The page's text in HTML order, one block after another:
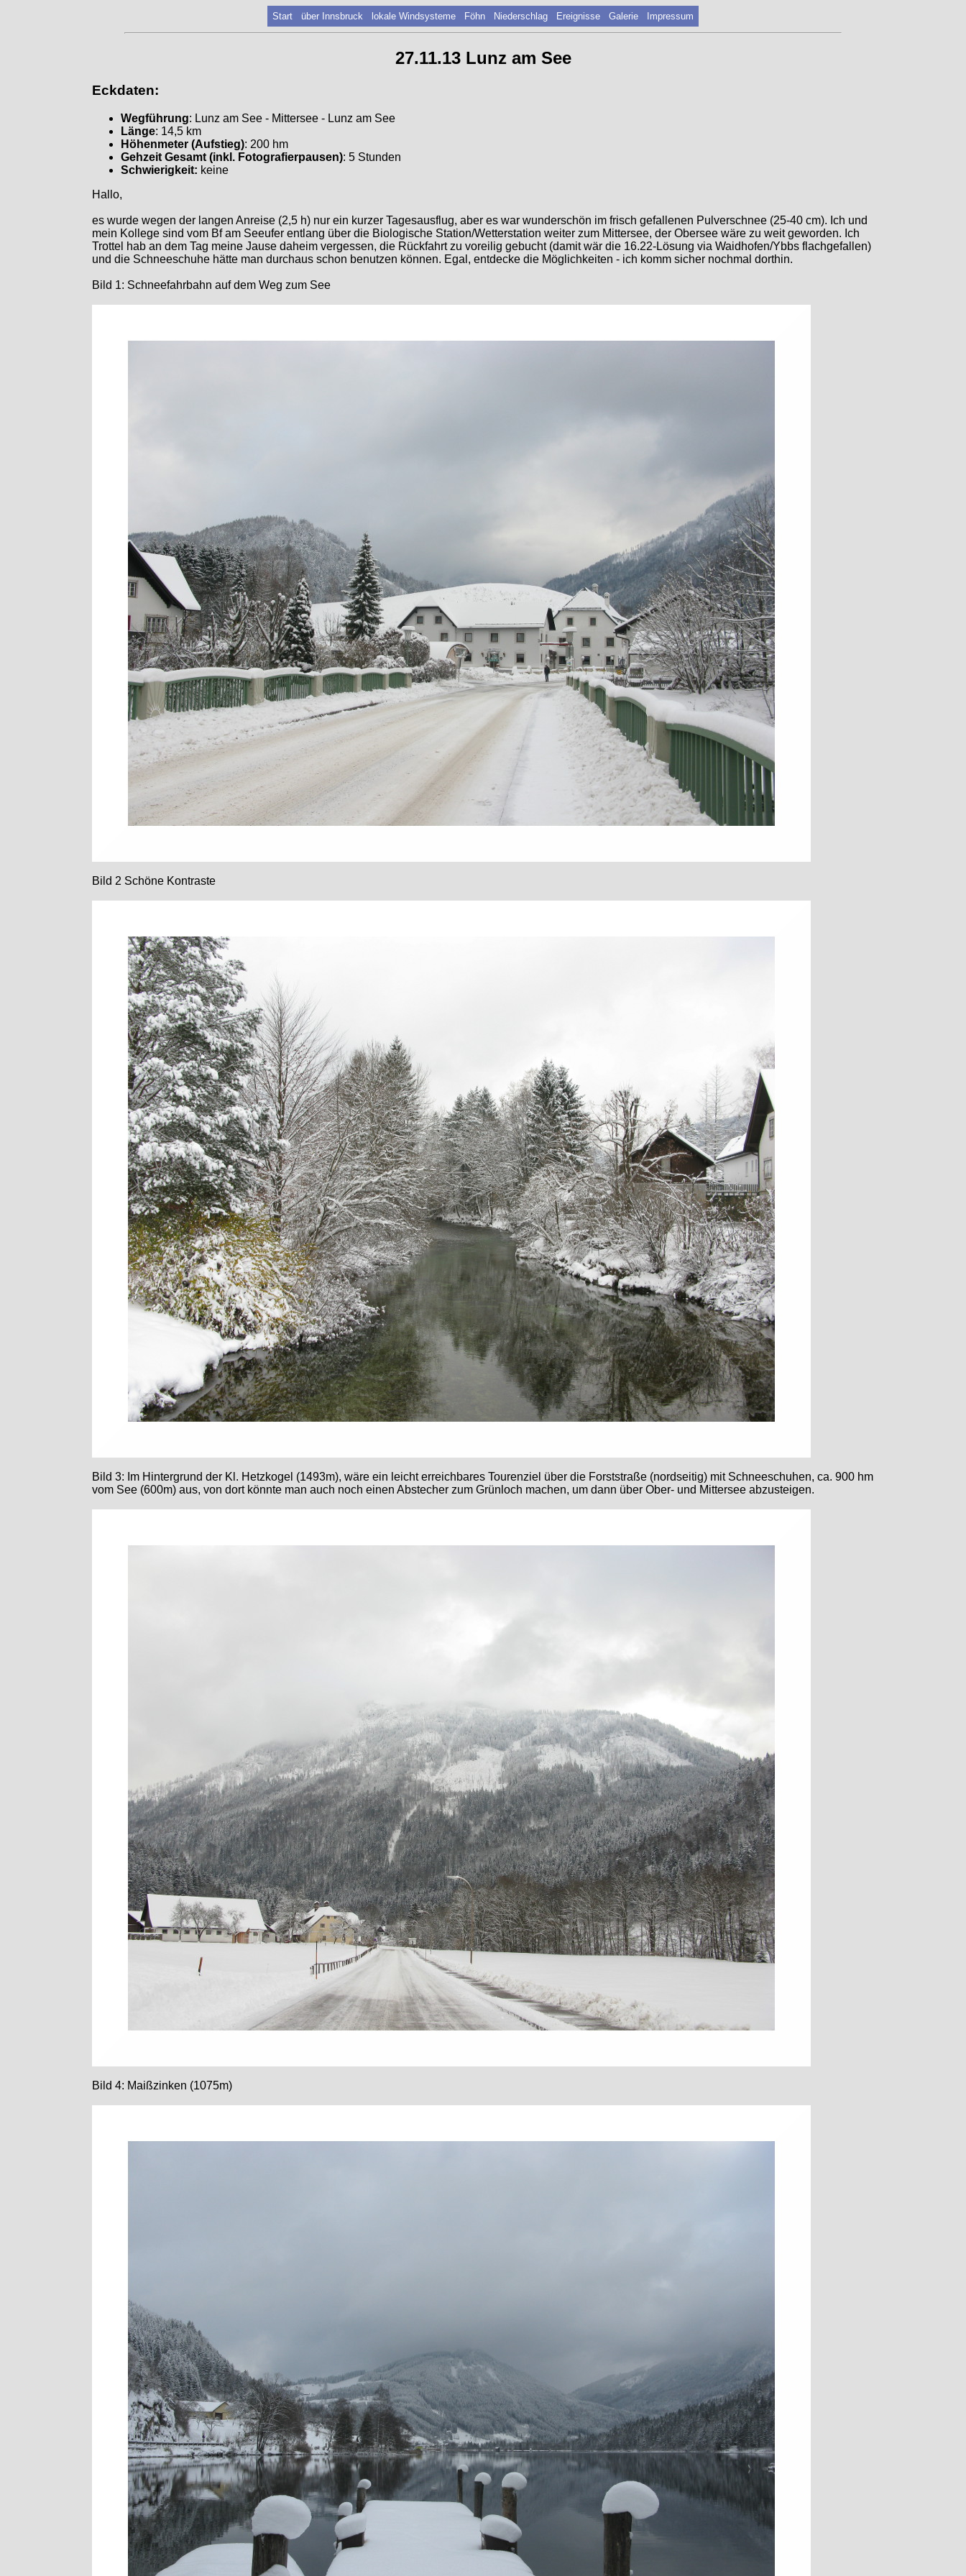
Start über Innsbruck lokale Windsysteme Föhn Niederschlag Ereignisse Galerie Impressum
27.11.13 Lunz am See
Eckdaten:
Wegführung: Lunz am See - Mittersee - Lunz am See
Länge: 14,5 km
Höhenmeter (Aufstieg): 200 hm
Gehzeit Gesamt (inkl. Fotografierpausen): 5 Stunden
Schwierigkeit: keine
Hallo,
es wurde wegen der langen Anreise (2,5 h) nur ein kurzer Tagesausflug, aber es war wunderschön im frisch gefallenen Pulverschnee (25-40 cm). Ich und
mein Kollege sind vom Bf am Seeufer entlang über die Biologische Station/Wetterstation weiter zum Mittersee, der Obersee wäre zu weit geworden. Ich
Trottel hab an dem Tag meine Jause daheim vergessen, die Rückfahrt zu voreilig gebucht (damit wär die 16.22-Lösung via Waidhofen/Ybbs flachgefallen)
und die Schneeschuhe hätte man durchaus schon benutzen können. Egal, entdecke die Möglichkeiten - ich komm sicher nochmal dorthin.
Bild 1: Schneefahrbahn auf dem Weg zum See
Bild 2 Schöne Kontraste
Bild 3: Im Hintergrund der Kl. Hetzkogel (1493m), wäre ein leicht erreichbares Tourenziel über die Forststraße (nordseitig) mit Schneeschuhen, ca. 900 hm
vom See (600m) aus, von dort könnte man auch noch einen Abstecher zum Grünloch machen, um dann über Ober- und Mittersee abzusteigen.
Bild 4: Maißzinken (1075m)